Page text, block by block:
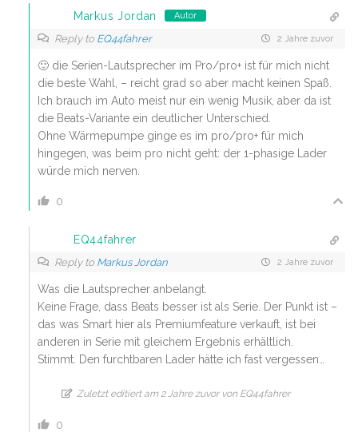
Markus Jordan Autor
Reply to EQ44fahrer 2 Jahre zuvor
🙂 die Serien-Lautsprecher im Pro/pro+ ist für mich nicht
die beste Wahl, – reicht grad so aber macht keinen Spaß.
Ich brauch im Auto meist nur ein wenig Musik, aber da ist
die Beats-Variante ein deutlicher Unterschied.
Ohne Wärmepumpe ginge es im pro/pro+ für mich
hingegen, was beim pro nicht geht: der 1-phasige Lader
würde mich nerven.
0
EQ44fahrer
Reply to Markus Jordan 2 Jahre zuvor
Was die Lautsprecher anbelangt.
Keine Frage, dass Beats besser ist als Serie. Der Punkt ist –
das was Smart hier als Premiumfeature verkauft, ist bei
anderen in Serie mit gleichem Ergebnis erhältlich.
Stimmt. Den furchtbaren Lader hätte ich fast vergessen…
Zuletzt editiert am 2 Jahre zuvor von EQ44fahrer
0